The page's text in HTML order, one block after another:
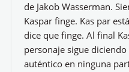
de Jakob Wasserman.
Kaspar finge. Kas par
dice que finge. Al final
personaje sigue
auténtico en ninguna